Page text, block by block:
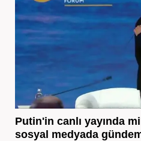
Putin'in canlı yayında
sosyal medyada